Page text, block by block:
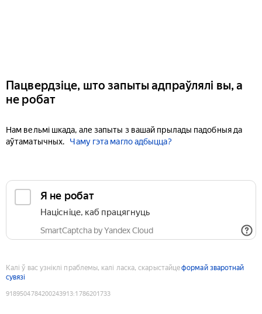
Пацвердзіце, што запыты адпраўлялі вы, а
не робат
Нам вельмі шкада, але запыты з вашай прылады падобныя да
аўтаматычных.
Чаму гэта магло адбыцца?
Я не робат
Націсніце, каб працягнуць
SmartCaptcha by Yandex Cloud
Калі ў вас узніклі праблемы, калі ласка, скарыстайцеформай зваротнай
сувязі
9189504784200243913:1786201733